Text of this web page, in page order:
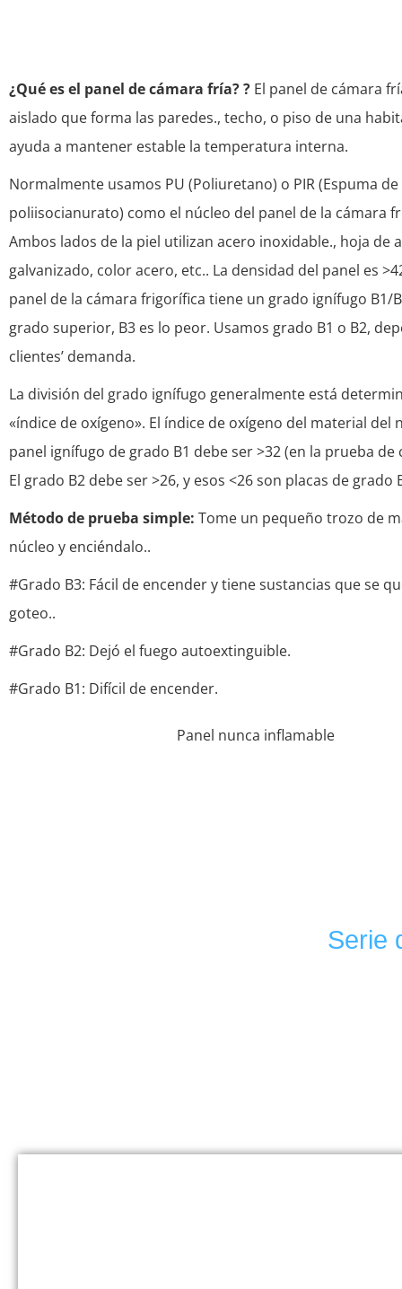
¿Qué es el panel de cámara fría? ? El panel de cámara
aislado que forma las paredes., techo, o piso de una
ayuda a mantener estable la temperatura interna.
Normalmente usamos PU (Poliuretano) o PIR (Espuma de
poliisocianurato) como el núcleo del panel de la cámara
Ambos lados de la piel utilizan acero inoxidable., hoja de
galvanizado, color acero, etc.. La densidad del panel es
panel de la cámara frigorífica tiene un grado ignífugo B1/
grado superior, B3 es lo peor. Usamos grado B1 o B2,
clientes’ demanda.
La división del grado ignífugo generalmente está
«índice de oxígeno». El índice de oxígeno del material del
panel ignífugo de grado B1 debe ser >32 (en la prueba
El grado B2 debe ser >26, y esos <26 son placas de grado
Método de prueba simple: Tome un pequeño trozo de
núcleo y enciéndalo..
#Grado B3: Fácil de encender y tiene sustancias que se
goteo..
#Grado B2: Dejó el fuego autoextinguible.
#Grado B1: Difícil de encender.
Panel nunca inflamable
Serie